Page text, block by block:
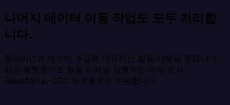
나머지 데이터 이동 작업도 모두 처리합
니다.
클라이언트 데이터 수집은 대표적인 활용 사례일 뿐입니다.
같은 플랫폼으로 팀들이 매일 실행하는 내부 분석,
Salesforce, CDC 워크플로도 지원합니다.